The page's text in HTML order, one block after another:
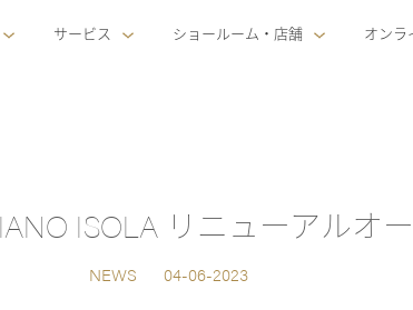
サービス ショールーム・店舗 オンラ
ISOLA リニューアルオ
NEWS 04-06-2023